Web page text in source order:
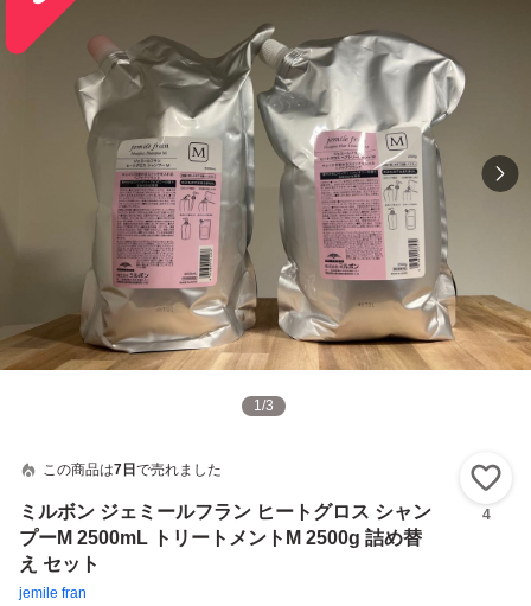
1/3
この商品は7日 で売れました
ミルボン ジェミールフラン ヒートグロス シャン
プーM 2500mL トリートメントM 2500g 詰め替
え セット
jemile fran
4